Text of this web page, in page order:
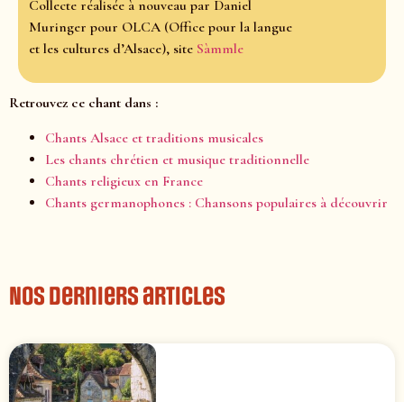
Collecte réalisée à nouveau par Daniel
Muringer pour OLCA (Office pour la langue
et les cultures d’Alsace), site Sàmmle
Retrouvez ce chant dans :
Chants Alsace et traditions musicales
Les chants chrétien et musique traditionnelle
Chants religieux en France
Chants germanophones : Chansons populaires à découvrir
Nos derniers articles